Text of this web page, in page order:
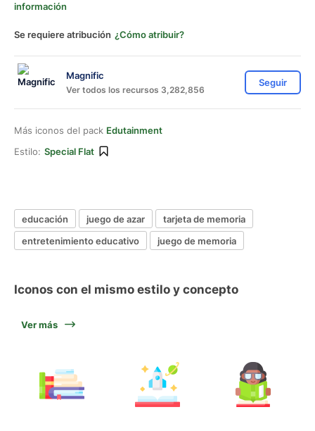
información
Se requiere atribución ¿Cómo atribuir?
Magnific
Ver todos los recursos 3,282,856
Seguir
Más iconos del pack Edutainment
Estilo: Special Flat
educación juego de azar
tarjeta de memoria
entretenimiento educativo
juego de memoria
Iconos con el mismo estilo y concepto
Ver más